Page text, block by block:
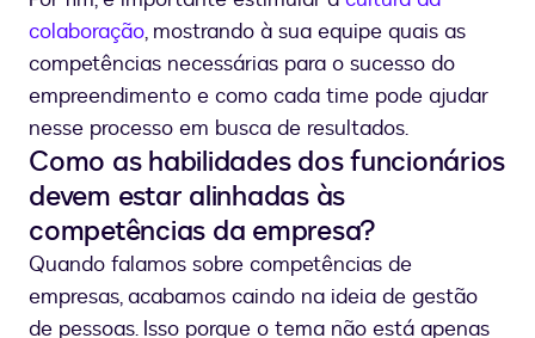
colaboração, mostrando à sua equipe quais as
competências necessárias para o sucesso do
empreendimento e como cada time pode ajudar
nesse processo em busca de resultados.
Como as habilidades dos funcionários
devem estar alinhadas às
competências da empresa?
Quando falamos sobre competências de
empresas, acabamos caindo na ideia de gestão
de pessoas. Isso porque o tema não está apenas